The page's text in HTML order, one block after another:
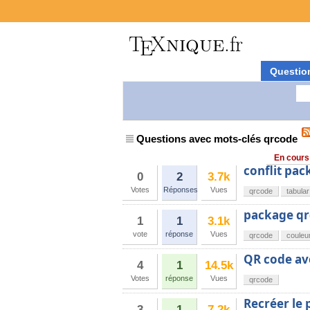
Questions avec mots-clés qrcode
En cours
0
Votes
2
Réponses
3.7k
Vues
conflit
qrcode tabular
1
vote
1
réponse
3.1k
Vues
package
qrcode
4
Votes
1
réponse
14.5k
Vues
QR code
qrcode
Recréer le